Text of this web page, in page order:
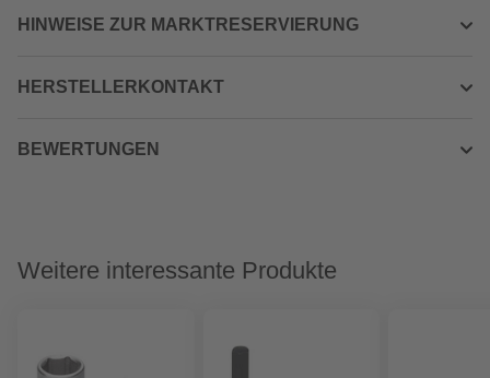
HINWEISE ZUR MARKTRESERVIERUNG
HERSTELLERKONTAKT
BEWERTUNGEN
Weitere interessante Produkte